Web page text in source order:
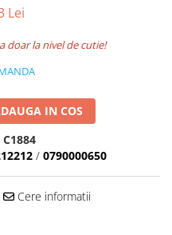
Lei
doar la nivel de cutie!
IN COS
C1884
/ 0790000650
Cere informatii